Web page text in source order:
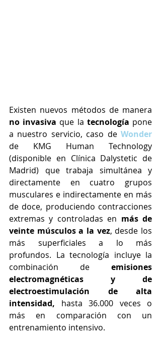
no invasiva que la tecnología pone
a nuestro servicio, caso de
de KMG Human Technology
(disponible en Clínica Dalystetic de
Madrid)
que trabaja simultánea y
directamente en cuatro grupos
musculares e indirectamente en más
de doce, produciendo contracciones
extremas y controladas en más de
veinte músculos a la vez, desde los
más superficiales a lo más
profundos. La tecnología incluye la
combinación de emisiones
electromagnéticas y de
electroestimulación de alta
intensidad, hasta 36.000 veces o
más en comparación con un
entrenamiento intensivo.